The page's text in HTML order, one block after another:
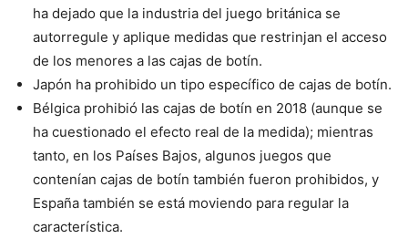
ha dejado que la industria del juego británica se
autorregule y aplique medidas que restrinjan el acceso
de los menores a las cajas de botín.
Japón ha prohibido un tipo específico de cajas de botín.
Bélgica prohibió las cajas de botín en 2018 (aunque se
ha cuestionado el efecto real de la medida); mientras
tanto, en los Países Bajos, algunos juegos que
contenían cajas de botín también fueron prohibidos, y
España también se está moviendo para regular la
característica.